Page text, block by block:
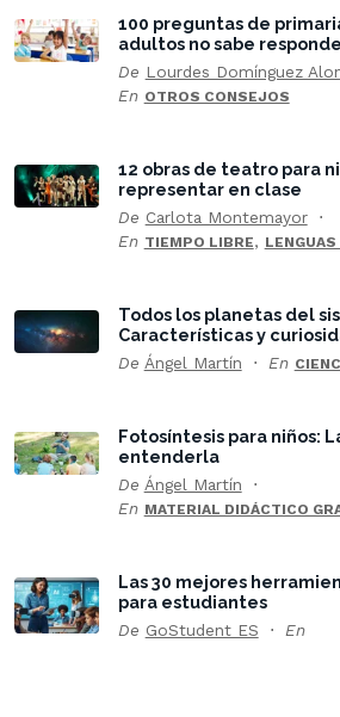
100 preguntas de
adultos no sabe
De Lourdes Domínguez
En OTROS CONSEJOS
12 obras de teatro para
representar en clase
De Carlota Montemayor
En TIEMPO LIBRE,
Todos los planetas del
Características y
De Ángel Martín En
Fotosíntesis para niños:
entenderla
De Ángel Martín
En MATERIAL DIDÁCTICO
Las 30 mejores
para estudiantes
De GoStudent ES En